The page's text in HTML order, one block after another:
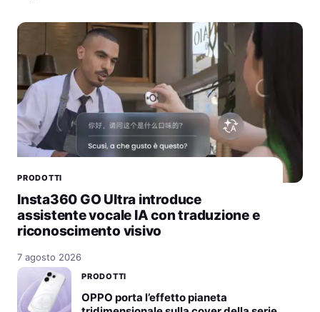
PRODOTTI
Insta360 GO Ultra introduce
assistente vocale IA con traduzione e
riconoscimento visivo
7 agosto 2026
PRODOTTI
OPPO porta l’effetto pianeta